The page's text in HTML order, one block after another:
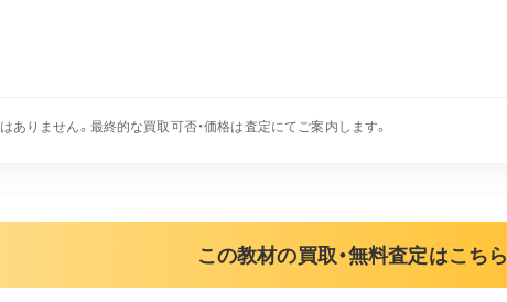
りません。最終的な買取可否・価格は査定にてご案内します。
この教材の買取・無料査定はこちら